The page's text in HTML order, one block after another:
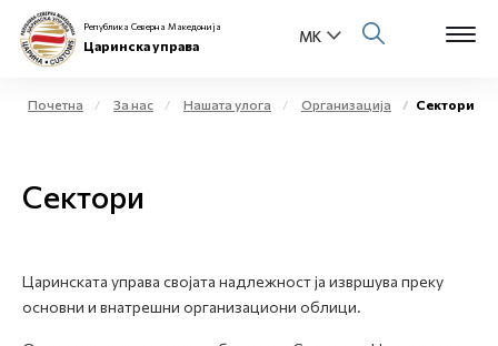
Физички лица
Бизнис заедница
Република Северна Македонија
Царинска управа
Почетна За нас Нашата улога Организација Сектори
Сектори
Царинската управа својата надлежност ја извршува преку
основни и внатрешни организациони облици.